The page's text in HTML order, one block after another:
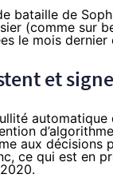
bataille de
(comme sur
le mois dernier
et
automatique
aux décisions
ce qui est en